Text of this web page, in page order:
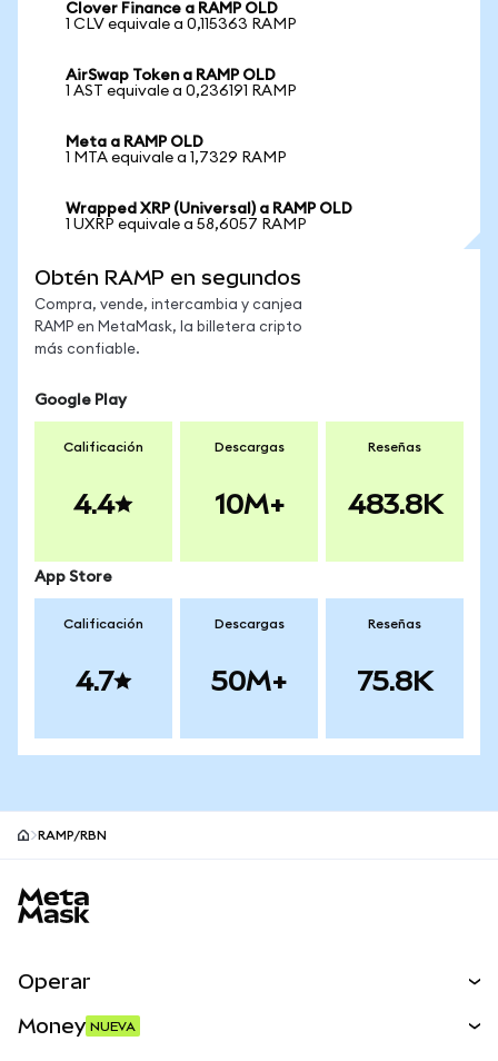
Clover Finance a RAMP OLD
1 CLV equivale a 0,115363 RAMP
AirSwap Token a RAMP OLD
1 AST equivale a 0,236191 RAMP
Meta a RAMP OLD
1 MTA equivale a 1,7329 RAMP
Wrapped XRP (Universal) a RAMP OLD
1 UXRP equivale a 58,6057 RAMP
Obtén RAMP en segundos
Compra, vende, intercambia y canjea
RAMP en MetaMask, la billetera cripto
más confiable.
Google Play
Calificación
4.4
Descargas
10M+
Reseñas
483.8K
App Store
Calificación
4.7
Descargas
50M+
Reseñas
75.8K
RAMP/RBN
Operar
Money NUEVA